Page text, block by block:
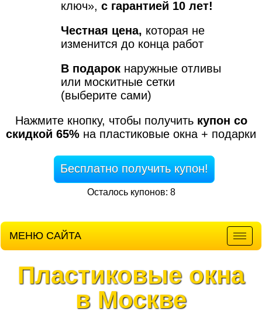
ключ», с гарантией 10 лет!
Честная цена, которая не
изменится до конца работ
В подарок наружные отливы
или москитные сетки
(выберите сами)
Нажмите кнопку, чтобы получить купон со
скидкой 65% на пластиковые окна + подарки
Бесплатно получить купон!
Осталось купонов: 8
МЕНЮ САЙТА
Пластиковые окна
в Москве